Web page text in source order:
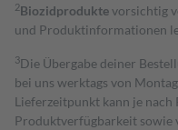
2Biozidproduktevorsichtig
und Produktinformationen
3Die Übergabe deiner
bei uns werktags von
Lieferzeitpunkt kann je nach
Produktverfügbarkeit sowie